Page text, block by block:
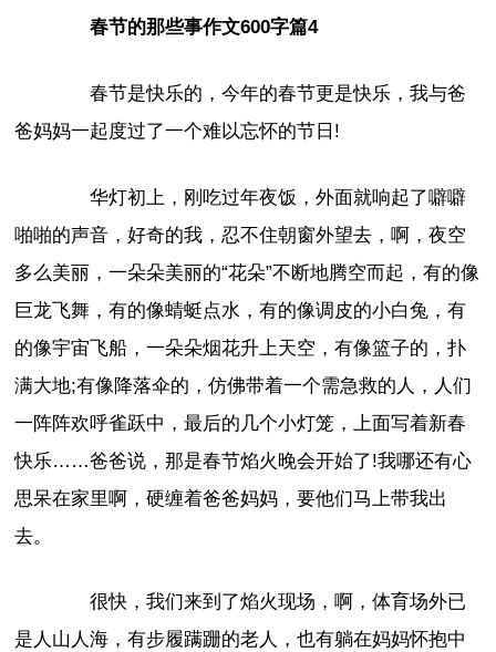
春节的那些事作文600字篇4
春节是快乐的，今年的春节更是快乐，我与爸
爸妈妈一起度过了一个难以忘怀的节日!
华灯初上，刚吃过年夜饭，外面就响起了噼噼
啪啪的声音，好奇的我，忍不住朝窗外望去，啊，夜空
多么美丽，一朵朵美丽的“花朵”不断地腾空而起，有的像
巨龙飞舞，有的像蜻蜓点水，有的像调皮的小白兔，有
的像宇宙飞船，一朵朵烟花升上天空，有像篮子的，扑
满大地;有像降落伞的，仿佛带着一个需急救的人，人们
一阵阵欢呼雀跃中，最后的几个小灯笼，上面写着新春
快乐……爸爸说，那是春节焰火晚会开始了!我哪还有心
思呆在家里啊，硬缠着爸爸妈妈，要他们马上带我出
去。
很快，我们来到了焰火现场，啊，体育场外已
是人山人海，有步履蹒跚的老人，也有躺在妈妈怀抱中